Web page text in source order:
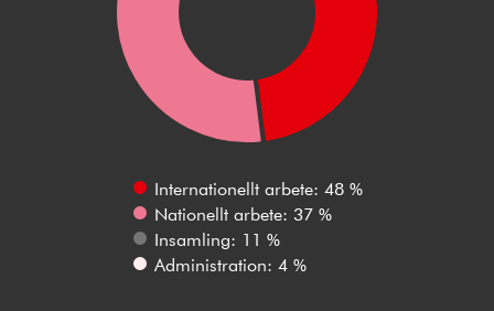
Internationellt arbete: 48 %
Nationellt arbete: 37 %
Insamling: 11 %
Administration: 4 %